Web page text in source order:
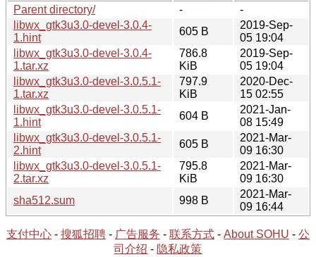
Parent directory/
-
-
libwx_gtk3u3.0-devel-3.0.4-
1.hint
605 B
2019-Sep-
05 19:04
libwx_gtk3u3.0-devel-3.0.4-
1.tar.xz
786.8
KiB
2019-Sep-
05 19:04
libwx_gtk3u3.0-devel-3.0.5.1-
1.tar.xz
797.9
KiB
2020-Dec-
15 02:55
libwx_gtk3u3.0-devel-3.0.5.1-
1.hint
604 B
2021-Jan-
08 15:49
libwx_gtk3u3.0-devel-3.0.5.1-
2.hint
605 B
2021-Mar-
09 16:30
libwx_gtk3u3.0-devel-3.0.5.1-
2.tar.xz
795.8
KiB
2021-Mar-
09 16:30
sha512.sum
998 B
2021-Mar-
09 16:44
支付中心 - 搜狐招聘 - 广告服务 - 联系方式 - About SOHU - 公
司介绍 - 隐私政策